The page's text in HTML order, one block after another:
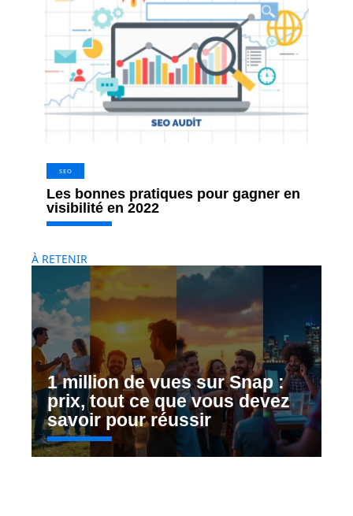
SEO
Les bonnes pratiques pour gagner en
visibilité en 2022
À RETENIR
1 million de vues sur Snap :
prix, tout ce que vous devez
savoir pour réussir